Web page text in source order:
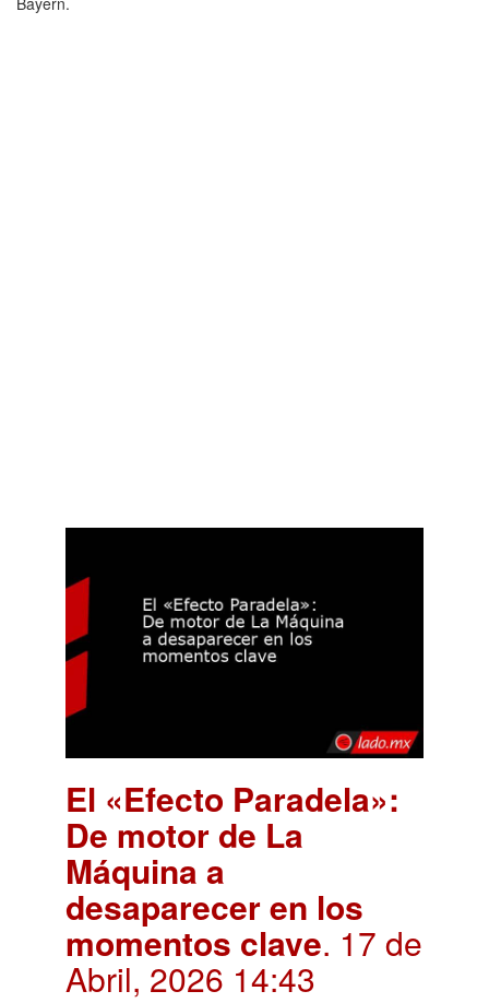
El «Efecto Paradela»:
De motor de La
Máquina a
desaparecer en los
momentos clave. 17 de
Abril, 2026 14:43